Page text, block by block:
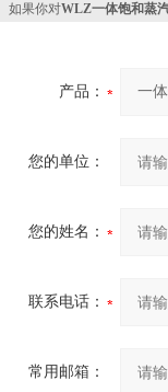
如果你对WLZ一体饱和蒸
产品：
您的单位：
您的姓名：
联系电话：
常用邮箱：